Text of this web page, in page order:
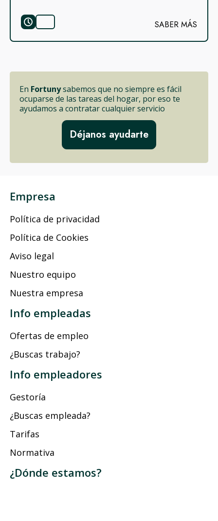
SABER MÁS
En Fortunysabemos que no siempre es fácil
ocuparse de las tareas del hogar, por eso te
ayudamos a contratar cualquier servicio
Déjanos ayudarte
Empresa
Política de privacidad
Política de Cookies
Aviso legal
Nuestro equipo
Nuestra empresa
Info empleadas
Ofertas de empleo
¿Buscas trabajo?
Info empleadores
Gestoría
¿Buscas empleada?
Tarifas
Normativa
¿Dónde estamos?